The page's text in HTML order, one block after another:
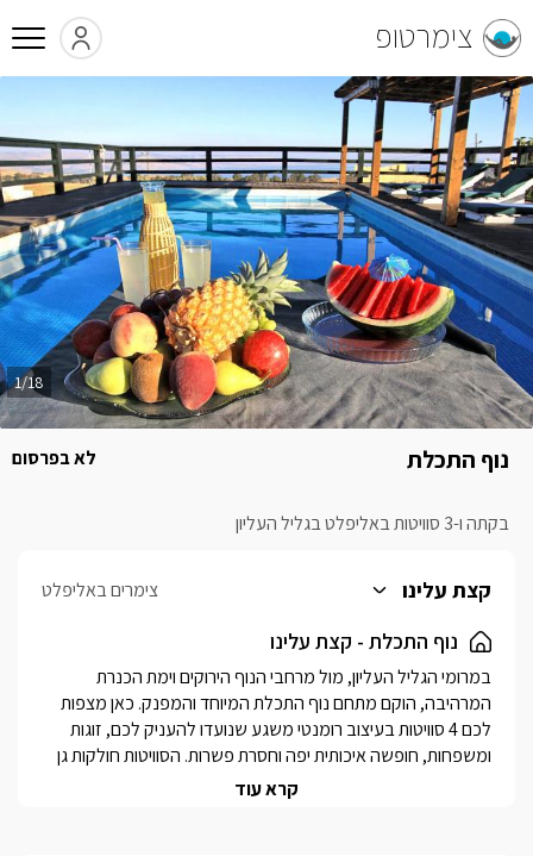
צימרטופ
נוף התכלת
בקתה ו-3 סוויטות באליפלט בגליל העליון
לא בפרסום
1/18
קצת עלינו צימרים באליפלט
נוף התכלת - קצת עלינו
קרא עוד